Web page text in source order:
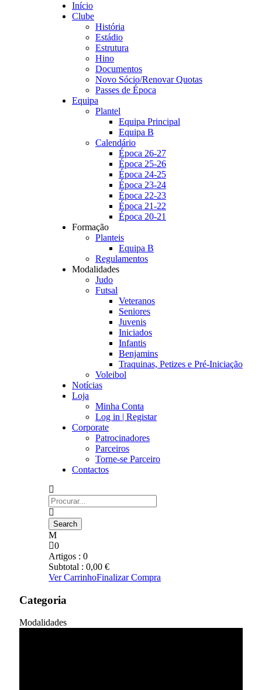
Início
Clube
História
Estádio
Estrutura
Hino
Documentos
Novo Sócio/Renovar Quotas
Passes de Época
Equipa
Plantel
Equipa Principal
Equipa B
Calendário
Época 26-27
Época 25-26
Época 24-25
Época 23-24
Época 22-23
Época 21-22
Época 20-21
Formação
Planteis
Equipa B
Regulamentos
Modalidades
Judo
Futsal
Veteranos
Seniores
Juvenis
Iniciados
Infantis
Benjamins
Traquinas, Petizes e Pré-Iniciação
Voleibol
Notícias
Loja
Minha Conta
Log in | Registar
Corporate
Patrocinadores
Parceiros
Torne-se Parceiro
Contactos
0
Artigos : 0
Subtotal : 0,00 €
Ver CarrinhoFinalizar Compra
Categoria
Modalidades